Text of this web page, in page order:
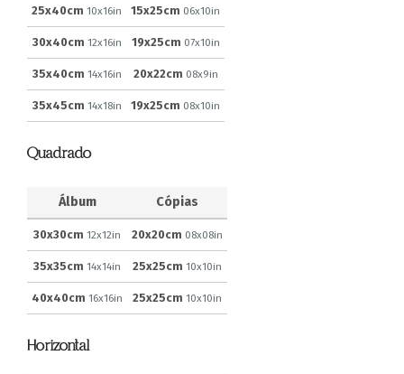
25x40cm 10x16in 15x25cm 06x10in
30x40cm 12x16in 19x25cm 07x10in
35x40cm 14x16in 20x22cm 08x9in
35x45cm 14x18in 19x25cm 08x10in
Quadrado
Álbum Cópias
30x30cm 12x12in 20x20cm 08x08in
35x35cm 14x14in 25x25cm 10x10in
40x40cm 16x16in 25x25cm 10x10in
Horizontal